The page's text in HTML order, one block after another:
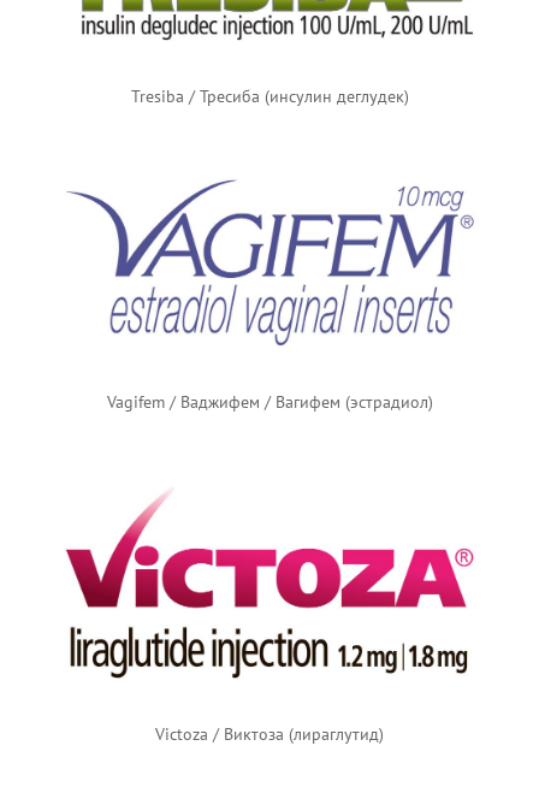
Tresiba / Тресиба (инсулин деглудек)
Vagifem / Ваджифем / Вагифем (эстрадиол)
Victoza / Виктоза (лираглутид)